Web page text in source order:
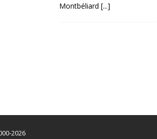
Montbéliard [...]
2026